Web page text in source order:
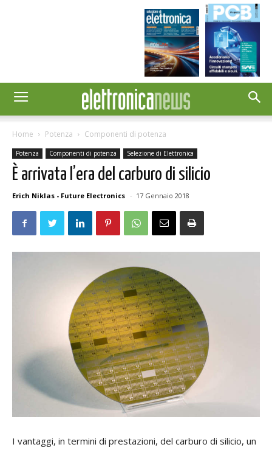
Home Potenza Componenti di potenza
Potenza Componenti di potenza Selezione di Elettronica
È arrivata l’era del carburo di silicio
Erich Niklas - Future Electronics - 17 Gennaio 2018
I vantaggi, in termini di prestazioni, del carburo di silicio, un